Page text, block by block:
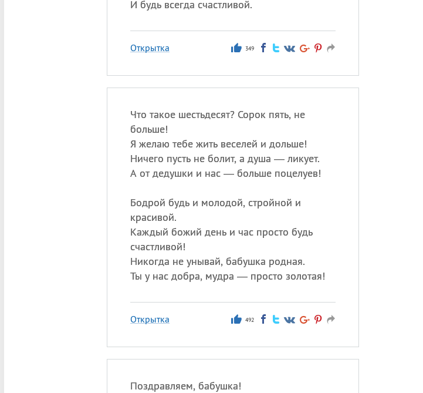
И будь всегда счастливой.
Открытка 349
Что такое шестьдесят? Сорок пять, не
больше!
Я желаю тебе жить веселей и дольше!
Ничего пусть не болит, а душа — ликует.
А от дедушки и нас — больше поцелуев!
Бодрой будь и молодой, стройной и
красивой.
Каждый божий день и час просто будь
счастливой!
Никогда не унывай, бабушка родная.
Ты у нас добра, мудра — просто золотая!
Открытка 492
Поздравляем, бабушка!